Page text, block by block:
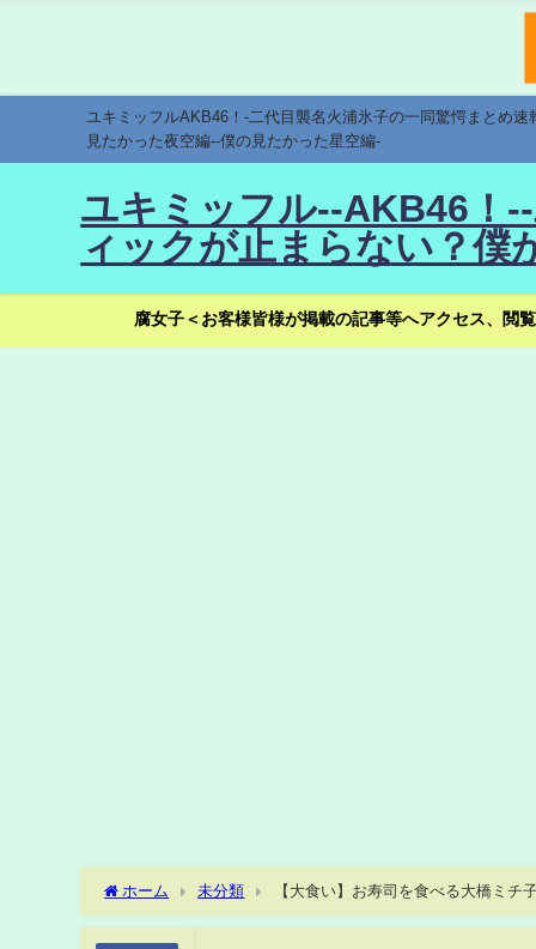
ユキミッフルAKB46！-二代目襲名火浦氷子の一同驚愕まとめ
見たかった夜空編--僕の見たかった星空編-
ユキミッフル--AKB46！
ィックが止まらない？僕
腐女子＜お客様皆様が掲載の記事等へアクセス、閲
ホーム 未分類 【大食い】お寿司を食べる大橋ミチ